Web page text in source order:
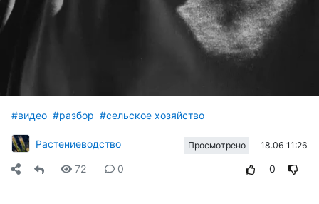
#видео #разбор #сельское хозяйство
Растениеводство Просмотрено 18.06 11:26
72 0 0